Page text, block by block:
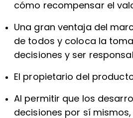
cómo recompensar el
Una gran ventaja del
de todos y coloca la
decisiones y ser
El propietario del
Al permitir que los
decisiones por sí